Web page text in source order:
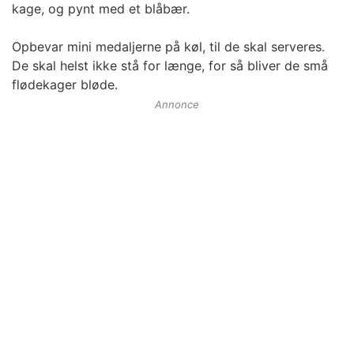
kage, og pynt med et blåbær.
Opbevar mini medaljerne på køl, til de skal serveres.
De skal helst ikke stå for længe, for så bliver de små
flødekager bløde.
Annonce